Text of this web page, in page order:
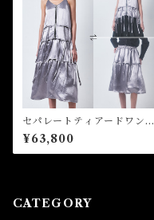
セパレートティアードワンピ
ース Separable Tiered Dr
ess
¥63,800
CATEGORY